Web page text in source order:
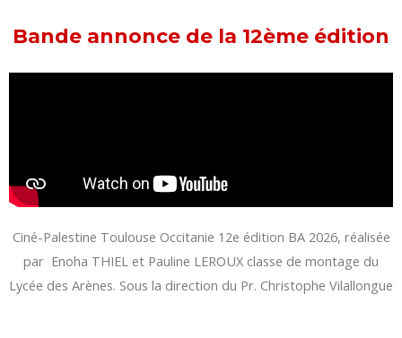
Bande annonce de la 12ème édition
Ciné-Palestine Toulouse Occitanie 12e édition BA 2026, réalisée
par Enoha THIEL et Pauline LEROUX classe de montage du
Lycée des Arènes. Sous la direction du Pr. Christophe Vilallongue